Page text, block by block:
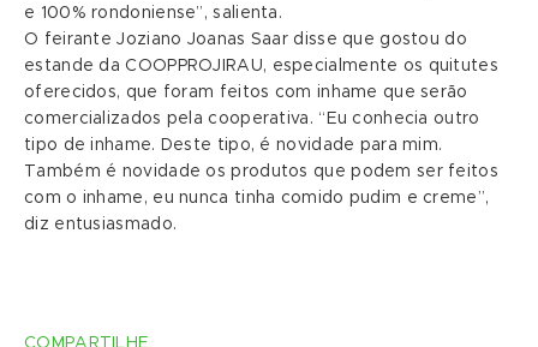
e 100% rondoniense”, salienta.
O feirante Joziano Joanas Saar disse que gostou do
estande da COOPPROJIRAU, especialmente os quitutes
oferecidos, que foram feitos com inhame que serão
comercializados pela cooperativa. “Eu conhecia outro
tipo de inhame. Deste tipo, é novidade para mim.
Também é novidade os produtos que podem ser feitos
com o inhame, eu nunca tinha comido pudim e creme”,
diz entusiasmado.